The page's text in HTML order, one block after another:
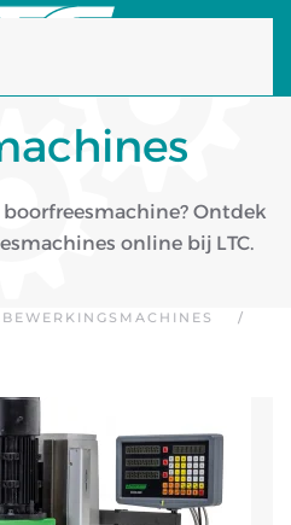
Ontdek
online bij LTC.